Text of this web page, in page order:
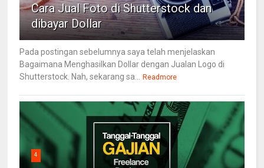
Cara Jual Foto di Shutterstock dan
dibayar Dollar
Pada postingan sebelumnya saya telah menjelaskan
Bagaimana Menghasilkan Dollar dengan Jualan Logo di
Shutterstock. Nah, sekarang sa...
Readmore
4